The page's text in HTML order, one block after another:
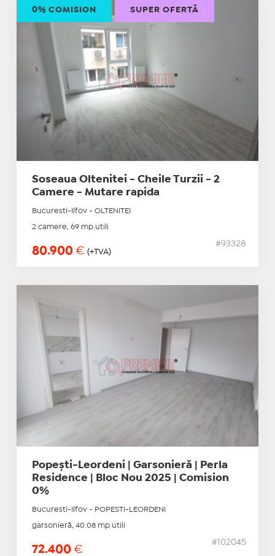
Soseaua Oltenitei - Cheile Turzii - 2
Camere - Mutare rapida
Bucuresti-Ilfov - OLTENITEI
2 camere, 69 mp utili
80.900 € (+TVA)
#93328
0% COMISION SUPER OFERTĂ
Popești-Leordeni | Garsonieră | Perla
Residence | Bloc Nou 2025 | Comision
0%
Bucuresti-Ilfov - POPESTI-LEORDENI
garsonieră, 40.08 mp utili
72.400 €
#102045